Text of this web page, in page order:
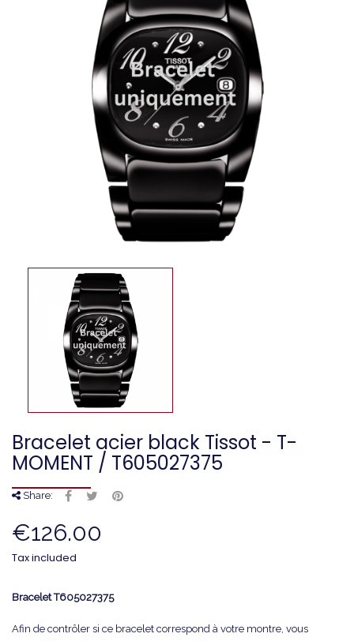
Bracelet acier black Tissot - T-
MOMENT / T605027375
Share:
€126.00
Tax included
BraceletT605027375
Afin de contrôler si ce bracelet correspond à votre montre, vous